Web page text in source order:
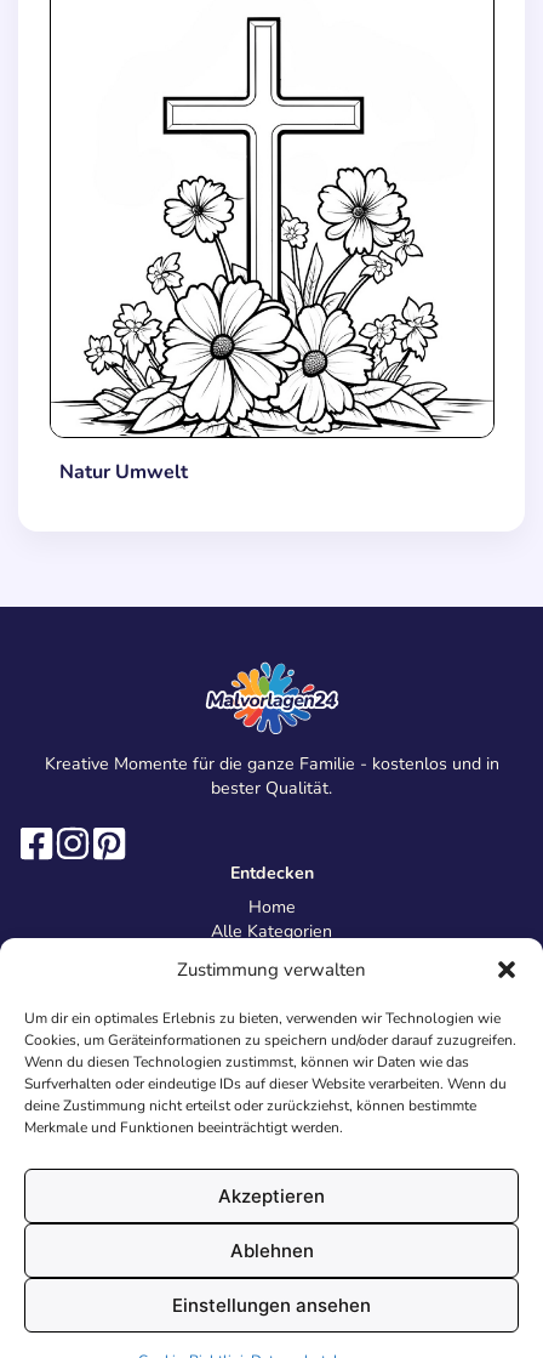
Zustimmung verwalten
Um dir ein optimales Erlebnis zu bieten, verwenden wir Technologien wie
Cookies, um Geräteinformationen zu speichern und/oder darauf zuzugreifen.
Wenn du diesen Technologien zustimmst, können wir Daten wie das
Surfverhalten oder eindeutige IDs auf dieser Website verarbeiten. Wenn du
deine Zustimmung nicht erteilst oder zurückziehst, können bestimmte
Merkmale und Funktionen beeinträchtigt werden.
Akzeptieren
Ablehnen
Einstellungen ansehen
Natur Umwelt
Kreative Momente für die ganze Familie - kostenlos und in
bester Qualität.
Entdecken
Home
Alle Kategorien
Information
Über uns
Kontakt
Inhaltsrichtlinien
Recht & Datenschutz
Impressum
AGB
Cookies
© 2026 Malvorlagen24.de - Alle Rechte vorbehalten. Made with
in Deutschland.